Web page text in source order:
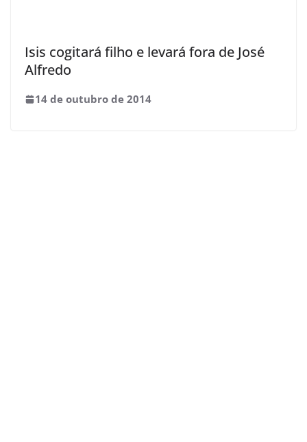
Isis cogitará filho e levará fora de José
Alfredo
14 de outubro de 2014